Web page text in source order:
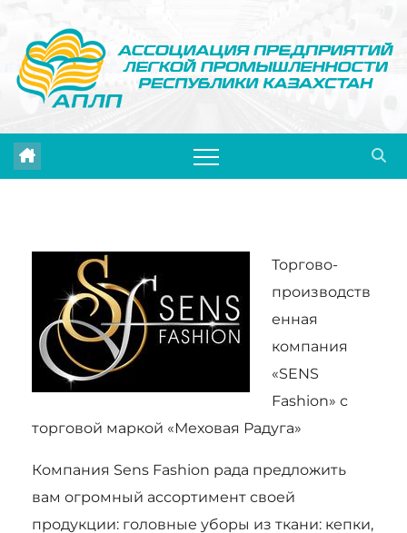
содержимому
Торгово-
производств
енная
компания
«SENS
Fashion» с
торговой маркой «Меховая Радуга»
Компания Sens Fashion рада предложить
вам огромный ассортимент своей
продукции: головные уборы из ткани: кепки,